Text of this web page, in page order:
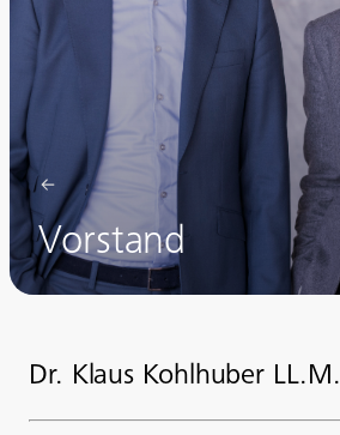
Vorstand
Dr. Klaus Kohlhuber LL.M.